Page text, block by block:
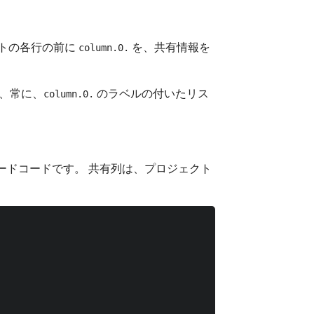
の各行の前に column.0. を、共有情報を
常に、 column.0. のラベルの付いたリス
コードです。 共有列は、プロジェクト